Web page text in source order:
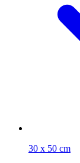
30 x 50 cm